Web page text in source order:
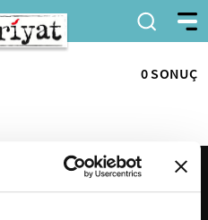
0 SONUÇ